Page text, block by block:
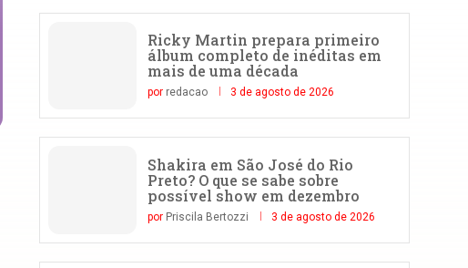
Ricky Martin prepara primeiro
álbum completo de inéditas em
mais de uma década
por redacao 3 de agosto de 2026
Shakira em São José do Rio
Preto? O que se sabe sobre
possível show em dezembro
por Priscila Bertozzi 3 de agosto de 2026